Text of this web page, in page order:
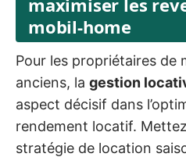
mobil-home
Pour les propriétaires de
anciens, la gestion
aspect décisif dans
rendement locatif.
stratégie de location